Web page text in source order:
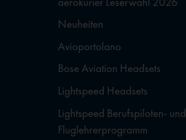
Neuheiten
Avioportolano
Bose Aviation Headsets
Lightspeed Headsets
Lightspeed Berufspiloten- und
Fluglehrerprogramm